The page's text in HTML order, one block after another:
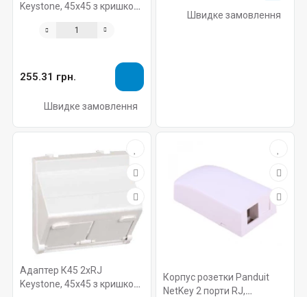
Keystone, 45х45 з кришкою
255.31 грн.
Швидке замовлення
Швидке замовлення
Адаптер К45 2хRJ
Keystone, 45х45 з кришкою
Корпус розетки Panduit
NetKey 2 порти RJ,